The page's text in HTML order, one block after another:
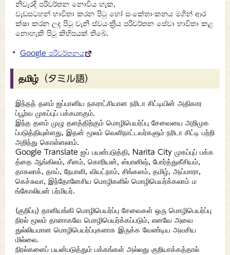
නිවැරදි පරිවර්තන නොවිය හැක.
වැඩසටහන් භාවිතා කරන පිටු හෝ සංකේතාංකනය මගින් ආර
ක්ෂා කරන ලද පිටු වැනි ස්වයංක්‍රීය පරිවර්තන සේවා භාවිතා කළ
නොහැකි පිටු කිහිපයක් තිබේ.
Google පරිවර්තනය
தமிழ்（タミル語）
இந்தத் தளம் ஜப்பானிய நகராட்சியான நரிடா சிட்டியின் அதிகார
ப்பூர்வ முகப்புப் பக்கமாகும்.
இந்த தளம் முழு தளத்திற்கும் மொழிபெயர்ப்பு சேவையை அறிமுக
ப்படுத்தியுள்ளது, இதன் மூலம் வெளிநாட்டவர்களும் நரிடா சிட்டி பற்றி
அறிந்து கொள்ளலாம்.
Google Translate ஐப் பயன்படுத்தி, Narita City முகப்புப் பக்க
த்தை ஆங்கிலம், சீனம், கொரியன், ஸ்பானிஷ், போர்த்துகீசியம்,
தாகலாக், தாய், நேபாளி, வியட்நாம், சிங்களம், தமிழ், அய்மாரா,
கெச்சுவா, இந்தோனேசிய மொழிகளில் மொழிபெயர்க்கலாம் ம
ங்கோலியன் பர்மியர்.
(குறிப்பு) தானியங்கி மொழிபெயர்ப்பு சேவைகள் ஒரு மொழிபெயர்ப்பு
நிரல் மூலம் தானாகவே மொழிபெயர்க்கப்படும், எனவே அவை
துல்லியமான மொழிபெயர்ப்புகளாக இருக்க வேண்டிய அவசிய
மில்லை.
நிரல்களைப் பயன்படுத்தும் பக்கங்கள் அல்லது குறியாக்கத்தால்